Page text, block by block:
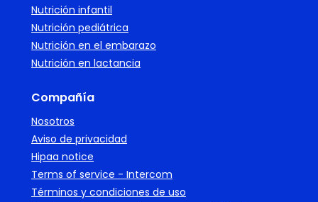
Nutrición infantil
Nutrición pediátrica
Nutrición en el embarazo
Nutrición en lactancia
Compañía
Nosotros
Aviso de privacidad
Hipaa notice
Terms of service - Intercom
Términos y condiciones de uso